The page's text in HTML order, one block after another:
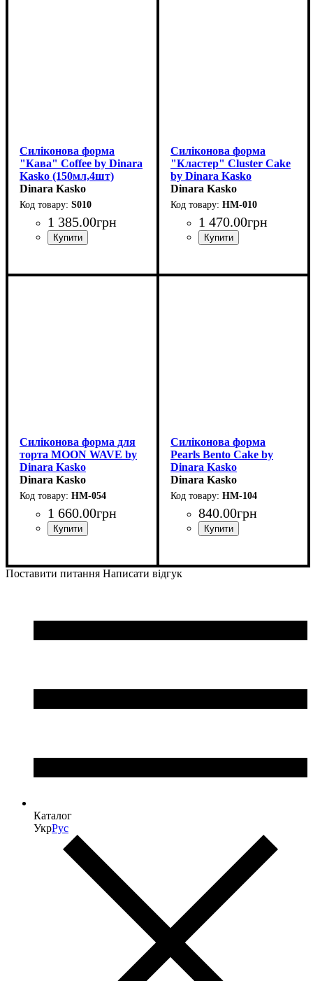
Силіконова форма
"Кава" Coffee by Dinara
Kasko (150мл,4шт)
Dinara Kasko
S010
1 385.00грн
Силіконова форма
"Кластер" Cluster Cake
by Dinara Kasko
(175x175мм,h50мм,1400мл)
Dinara Kasko
HM-010
1 470.00грн
Силіконова форма для
торта MOON WAVE by
Dinara Kasko
(d18см,h6.5см,1350мл)
Dinara Kasko
HM-054
1 660.00грн
Силіконова форма
Pearls Bento Cake by
Dinara Kasko
(d100мм,h80мм,600мл)
Dinara Kasko
HM-104
840.00грн
Поставити питання Написати відгук
Каталог
УкрРус